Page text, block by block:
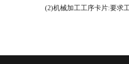
(2)机械加工工序卡片:要求